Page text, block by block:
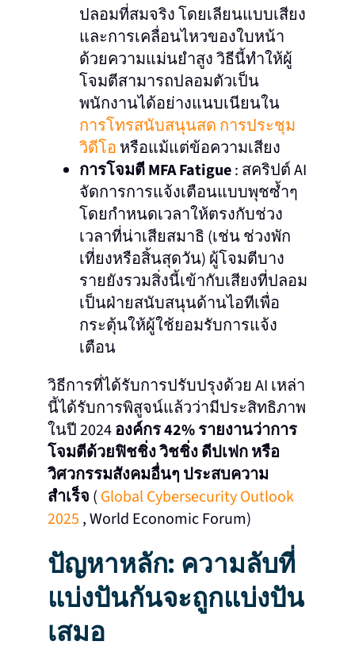
ปลอมที่สมจริง โดยเลียนแบบเสียง
และการเคลื่อนไหวของใบหน้า
ด้วยความแม่นยำสูง วิธีนี้ทำให้ผู้
โจมตีสามารถปลอมตัวเป็น
พนักงานได้อย่างแนบเนียนใน
การโทรสนับสนุนสด การประชุม
วิดีโอ หรือแม้แต่ข้อความเสียง
การโจมตี MFA Fatigue: สคริปต์ AI
จัดการการแจ้งเตือนแบบพุชซ้ำๆ
โดยกำหนดเวลาให้ตรงกับช่วง
เวลาที่น่าเสียสมาธิ (เช่น ช่วงพัก
เที่ยงหรือสิ้นสุดวัน) ผู้โจมตีบาง
รายยังรวมสิ่งนี้เข้ากับเสียงที่ปลอม
เป็นฝ่ายสนับสนุนด้านไอทีเพื่อ
กระตุ้นให้ผู้ใช้ยอมรับการแจ้ง
เตือน
วิธีการที่ได้รับการปรับปรุงด้วย AI เหล่า
นี้ได้รับการพิสูจน์แล้วว่ามีประสิทธิภาพ
ในปี 2024องค์กร 42% รายงานว่าการ
โจมตีด้วยฟิชชิ่ง วิชชิ่ง ดีปเฟก หรือ
วิศวกรรมสังคมอื่นๆ ประสบความ
สำเร็จ ( Global Cybersecurity Outlook
2025 , World Economic Forum)
ปัญหาหลัก: ความลับที่
แบ่งปันกันจะถูกแบ่งปัน
เสมอ